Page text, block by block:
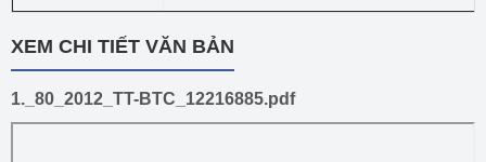
XEM CHI TIẾT VĂN BẢN
1._80_2012_TT-BTC_12216885.pdf